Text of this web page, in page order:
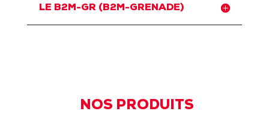
LE B2M-GR (B2M-GRENADE)
NOS PRODUITS